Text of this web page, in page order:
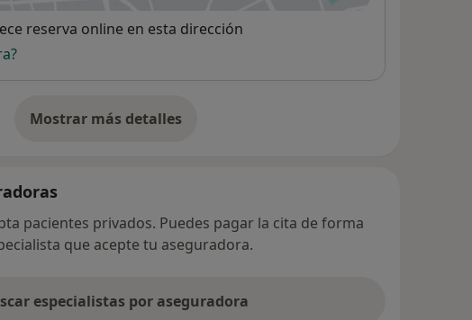
reserva online en esta dirección
Mostrar más detalles
sobre la dirección
pacientes privados. Puedes pagar la cita de forma
que acepte tu aseguradora.
especialistas por aseguradora